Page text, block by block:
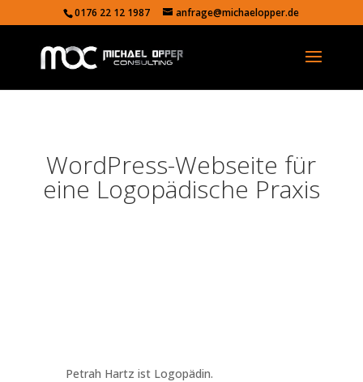
0176 22 12 1987 anfrage@michaelopper.de
WordPress-Webseite für
eine Logopädische Praxis
Petrah Hartz ist Logopädin.